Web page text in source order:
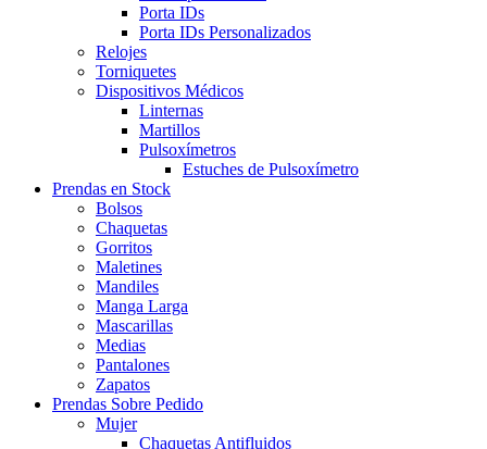
Porta IDs
Porta IDs Personalizados
Relojes
Torniquetes
Dispositivos Médicos
Linternas
Martillos
Pulsoxímetros
Estuches de Pulsoxímetro
Prendas en Stock
Bolsos
Chaquetas
Gorritos
Maletines
Mandiles
Manga Larga
Mascarillas
Medias
Pantalones
Zapatos
Prendas Sobre Pedido
Mujer
Chaquetas Antifluidos